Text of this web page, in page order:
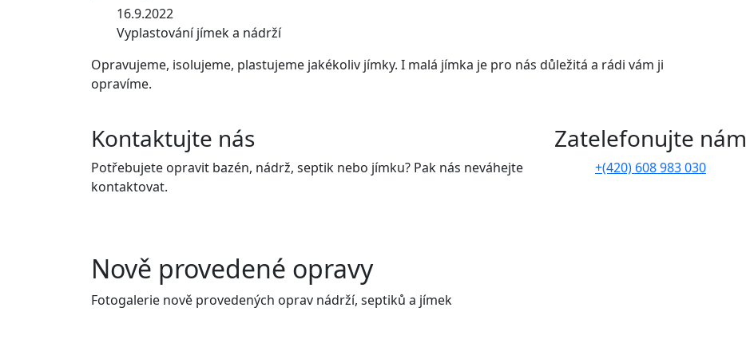
16.9.2022
Vyplastování jímek a nádrží
Opravujeme, isolujeme, plastujeme jakékoliv jímky. I malá jímka je pro nás důležitá a rádi vám ji
opravíme.
Kontaktujte nás
Potřebujete opravit bazén, nádrž, septik nebo jímku? Pak nás neváhejte
kontaktovat.
Zatelefonujte nám
+(420) 608 983 030
Nově provedené opravy
Fotogalerie nově provedených oprav nádrží, septiků a jímek